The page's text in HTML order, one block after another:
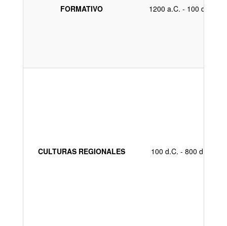
FORMATIVO 1200 a.C. - 100 d.C.
CULTURAS REGIONALES 100 d.C. - 800 d.C.